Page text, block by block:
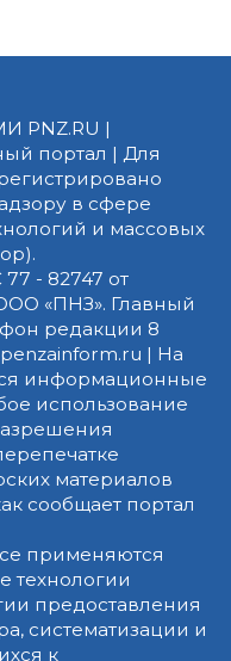
PNZ.RU |
портал | Для
в сфере
и массовых
- 82747 от
«ПНЗ». Главный
редакции 8
| На
информационные
использование
материалов
сообщает портал
применяются
технологии
предоставления
систематизации и
к